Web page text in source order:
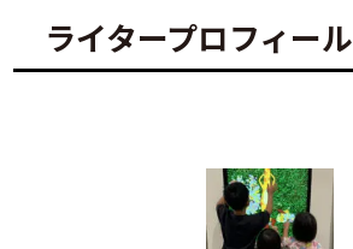
ライタープロフィール